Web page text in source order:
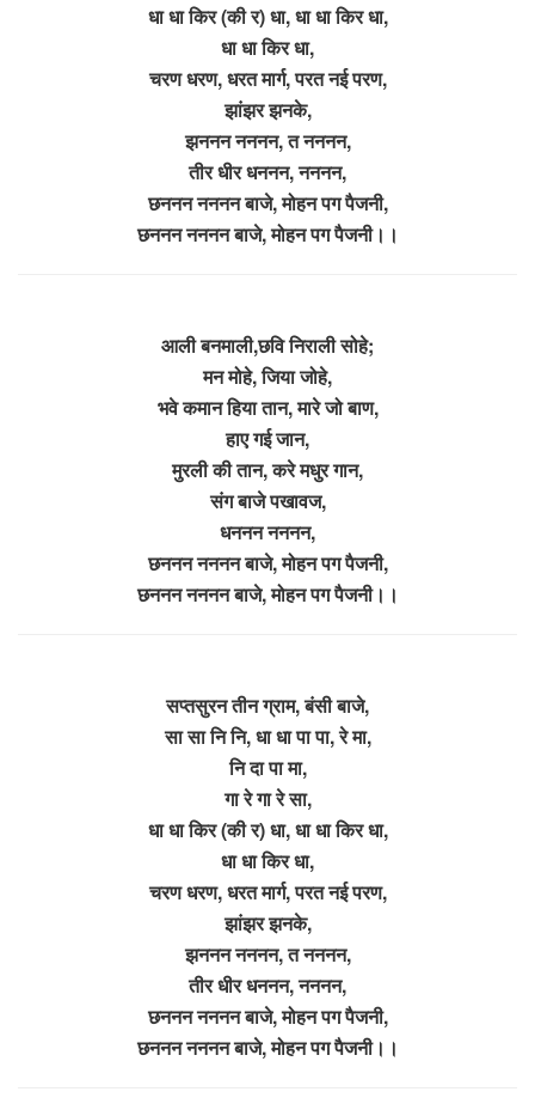
धा धा किर (की र) धा, धा धा किर धा,
धा धा किर धा,
चरण धरण, धरत मार्ग, परत नई परण,
झांझर झनके,
झननन नननन, त नननन,
तीर धीर धननन, नननन,
छननन नननन बाजे, मोहन पग पैजनी,
छननन नननन बाजे, मोहन पग पैजनी।।
आली बनमाली,छवि निराली सोहे;
मन मोहे, जिया जोहे,
भवे कमान हिया तान, मारे जो बाण,
हाए गई जान,
मुरली की तान, करे मधुर गान,
संग बाजे पखावज,
धननन नननन,
छननन नननन बाजे, मोहन पग पैजनी,
छननन नननन बाजे, मोहन पग पैजनी।।
सप्तसुरन तीन ग्राम, बंसी बाजे,
सा सा नि नि, धा धा पा पा, रे मा,
नि दा पा मा,
गा रे गा रे सा,
धा धा किर (की र) धा, धा धा किर धा,
धा धा किर धा,
चरण धरण, धरत मार्ग, परत नई परण,
झांझर झनके,
झननन नननन, त नननन,
तीर धीर धननन, नननन,
छननन नननन बाजे, मोहन पग पैजनी,
छननन नननन बाजे, मोहन पग पैजनी।।